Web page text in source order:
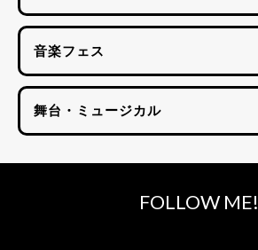
音楽フェス
舞台・ミュージカル
FOLLOW ME!